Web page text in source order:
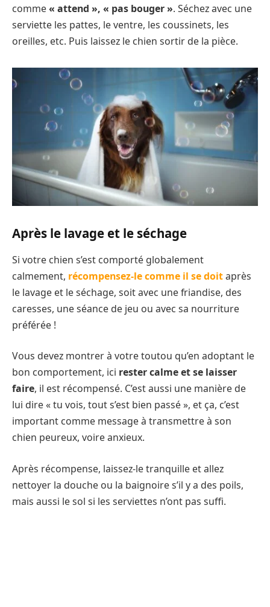
comme« attend », « pas bouger ». Séchez avec une
serviette les pattes, le ventre, les coussinets, les
oreilles, etc. Puis laissez le chien sortir de la pièce.
Après le lavage et le séchage
Si votre chien s’est comporté globalement
calmement, récompensez-le comme il se doitaprès
le lavage et le séchage, soit avec une friandise, des
caresses, une séance de jeu ou avec sa nourriture
préférée !
Vous devez montrer à votre toutou qu’en adoptant le
bon comportement, ici rester calme et se laisser
faire, il est récompensé. C’est aussi une manière de
lui dire « tu vois, tout s’est bien passé », et ça, c’est
important comme message à transmettre à son
chien peureux, voire anxieux.
Après récompense, laissez-le tranquille et allez
nettoyer la douche ou la baignoire s’il y a des poils,
mais aussi le sol si les serviettes n’ont pas suffi.